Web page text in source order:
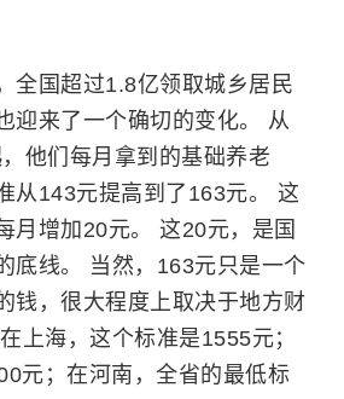
全国超过1.8亿领取城乡居民
迎来了一个确切的变化。 从
他们每月拿到的基础养老
从143元提高到了163元。 这
月增加20元。 这20元，是国
底线。 当然，163元只是一个
钱，很大程度上取决于地方财
上海，这个标准是1555元；
元；在河南，全省的最低标